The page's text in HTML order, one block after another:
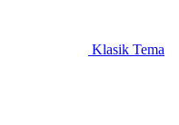
Klasik Tema